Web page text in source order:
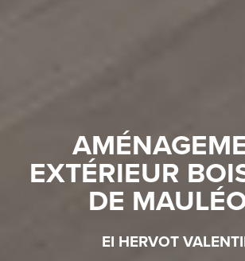
EXTÉRIEUR
DE
EI HERVOT